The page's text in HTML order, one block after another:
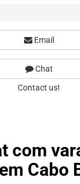
com
Cabo
Email
Chat
Contact us!